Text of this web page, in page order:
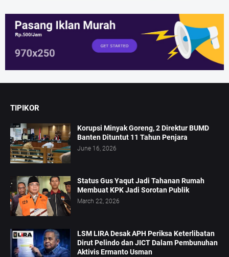
TIPIKOR
Korupsi Minyak Goreng, 2 Direktur BUMD
Banten Dituntut 11 Tahun Penjara
June 16, 2026
Status Gus Yaqut Jadi Tahanan Rumah
Membuat KPK Jadi Sorotan Publik
March 22, 2026
LSM LIRA Desak APH Periksa Keterlibatan
Dirut Pelindo dan JICT Dalam Pembunuhan
Aktivis Ermanto Usman